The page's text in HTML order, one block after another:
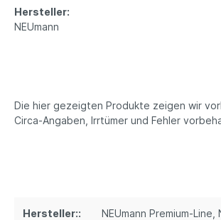
Hersteller:
NEUmann
Die hier gezeigten Produkte zeigen wir
Circa-Angaben, Irrtümer und Fehler
Hersteller:: NEUmann Premium-Line